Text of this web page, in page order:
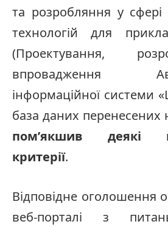
та розробляння у сфері
технологій для
(Проектування,
впровадження
інформаційної системи
база даних перенесених
пом’якшив деякі
критерії.
Відповідне оголошення
веб-порталі з